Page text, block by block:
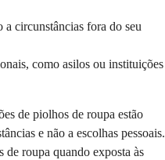
circunstâncias fora do seu
como asilos ou instituições
de piolhos de roupa estão
e não a escolhas pessoais.
de roupa quando exposta às